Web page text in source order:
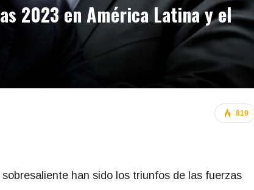
2023 en América Latina y el
819
han sido los triunfos de las fuerzas